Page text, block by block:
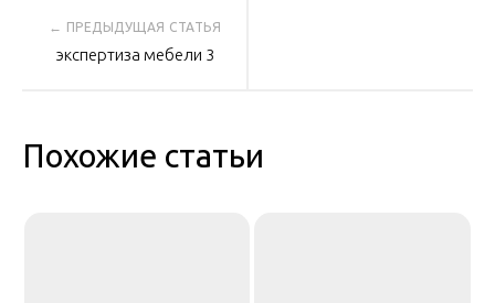
Навигация
записям
экспертиза мебели 3
Похожие статьи